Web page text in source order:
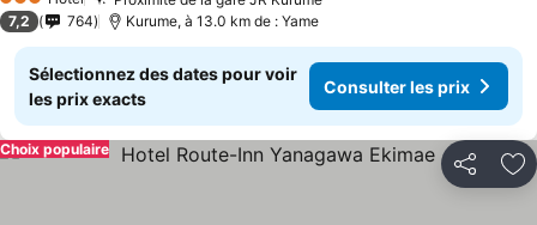
3 Étoiles
7,2 764 Kurume, à 13.0 km de : Yame
Sélectionnez des dates pour voir
les prix exacts
Consulter les prix
Partager
Choix populaire